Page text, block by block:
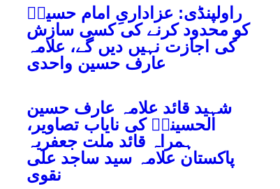
راولپنڈی: عزاداریِ امام حسینؑ
کو محدود کرنے کی کسی سازش
کی اجازت نہیں دیں گے، علامہ
عارف حسین واحدی
شہید قائد علامہ عارف حسین
الحسینیؒ کی نایاب تصاویر،
ہمراہ قائد ملت جعفریہ
پاکستان علامہ سید ساجد علی
نقوی